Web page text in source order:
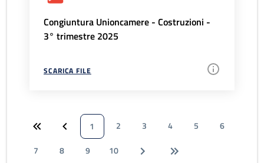
Congiuntura Unioncamere - Costruzioni -
3° trimestre 2025
SCARICA FILE
1 2 3 4 5
6
7
8 9 10